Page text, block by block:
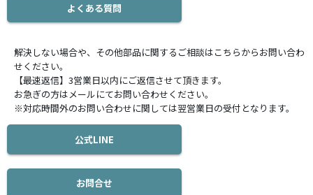
よくある質問
解決しない場合や、その他部品に関するご相談はこちらからお問い合わ
せください。
【最速返信】3営業日以内にご返信させて頂きます。
お急ぎの方はメールにてお問い合わせください。
※対応時間外のお問い合わせに関しては翌営業日の受付となります。
公式LINE
お問合せ